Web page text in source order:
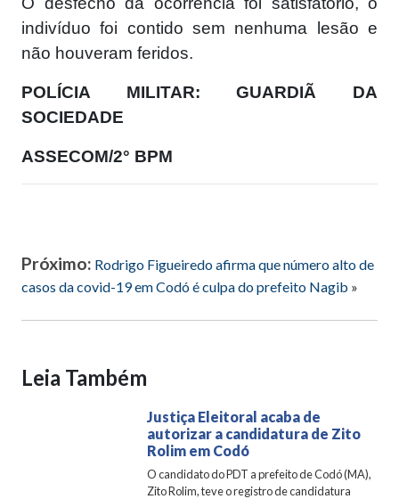
indivíduo foi contido sem nenhuma lesão e
não houveram feridos.
POLÍCIA MILITAR: GUARDIÃ DA
SOCIEDADE
ASSECOM/2° BPM
Próximo: Rodrigo Figueiredo afirma que número alto de
casos da covid-19 em Codó é culpa do prefeito Nagib »
Leia Também
Justiça Eleitoral acaba de
autorizar a candidatura de Zito
Rolim em Codó
O candidato do PDT a prefeito de Codó (MA),
Zito Rolim, teve o registro de candidatura